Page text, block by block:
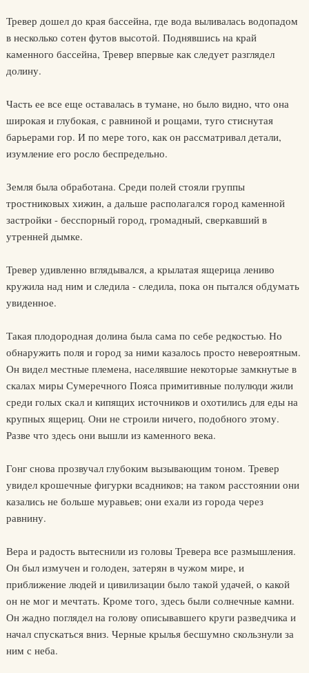
Тревер дошел до края бассейна, где вода выливалась водопадом
в несколько сотен футов высотой. Поднявшись на край
каменного бассейна, Тревер впервые как следует разглядел
долину.
Часть ее все еще оставалась в тумане, но было видно, что она
широкая и глубокая, с равниной и рощами, туго стиснутая
барьерами гор. И по мере того, как он рассматривал детали,
изумление его росло беспредельно.
Земля была обработана. Среди полей стояли группы
тростниковых хижин, а дальше располагался город каменной
застройки - бесспорный город, громадный, сверкавший в
утренней дымке.
Тревер удивленно вглядывался, а крылатая ящерица лениво
кружила над ним и следила - следила, пока он пытался обдумать
увиденное.
Такая плодородная долина была сама по себе редкостью. Но
обнаружить поля и город за ними казалось просто невероятным.
Он видел местные племена, населявшие некоторые замкнутые в
скалах миры Сумеречного Пояса примитивные полулюди жили
среди голых скал и кипящих источников и охотились для еды на
крупных ящериц. Они не строили ничего, подобного этому.
Разве что здесь они вышли из каменного века.
Гонг снова прозвучал глубоким вызывающим тоном. Тревер
увидел крошечные фигурки всадников; на таком расстоянии они
казались не больше муравьев; они ехали из города через
равнину.
Вера и радость вытеснили из головы Тревера все размышления.
Он был измучен и голоден, затерян в чужом мире, и
приближение людей и цивилизации было такой удачей, о какой
он не мог и мечтать. Кроме того, здесь были солнечные камни.
Он жадно поглядел на голову описывавшего круги разведчика и
начал спускаться вниз. Черные крылья бесшумно скользнули за
ним с неба.